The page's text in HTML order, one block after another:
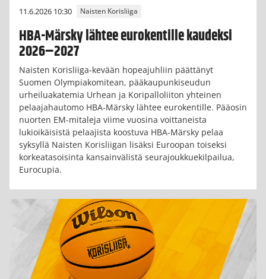
11.6.2026 10:30 Naisten Korisliiga
HBA-Märsky lähtee eurokentille kaudeksi
2026–2027
Naisten Korisliiga-kevään hopeajuhliin päättänyt
Suomen Olympiakomitean, pääkaupunkiseudun
urheiluakatemia Urhean ja Koripalloliiton yhteinen
pelaajahautomo HBA-Märsky lähtee eurokentille. Pääosin
nuorten EM-mitaleja viime vuosina voittaneista
lukioikäisistä pelaajista koostuva HBA-Märsky pelaa
syksyllä Naisten Korisliigan lisäksi Euroopan toiseksi
korkeatasoisinta kansainvälistä seurajoukkuekilpailua,
Eurocupia.